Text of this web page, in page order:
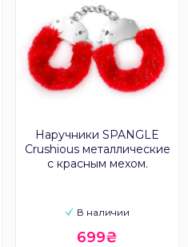
Наручники SPANGLE
Crushious металлические
с красным мехом.
В наличии
699₴